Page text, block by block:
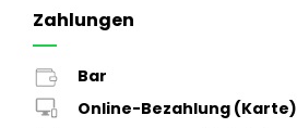
Zahlungen
Bar
Online-Bezahlung (Karte)